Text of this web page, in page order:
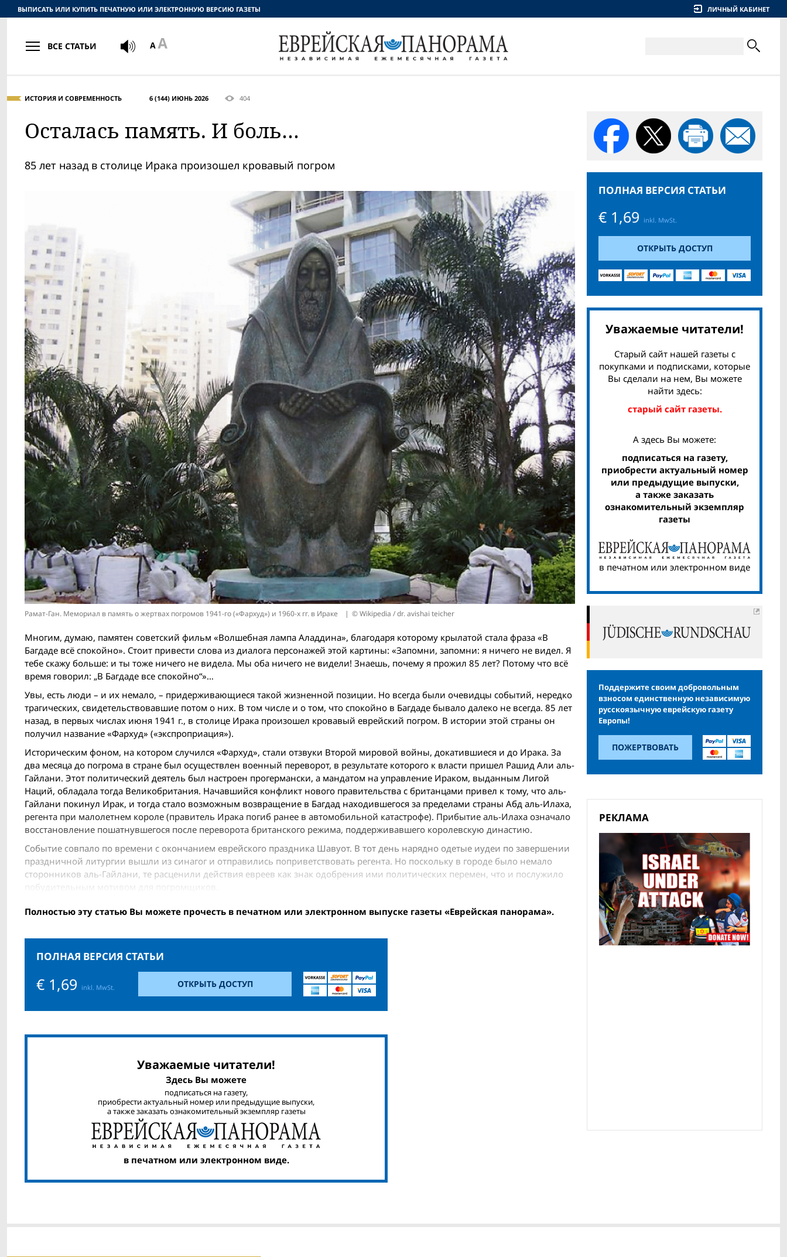
ИСТОРИЯ И СОВРЕМЕННОСТЬ 6 (144) ИЮНЬ 2026 404
Осталась память. И боль…
85 лет назад в столице Ирака произошел кровавый погром
Рамат-Ган. Мемориал в память о жертвах погромов 1941-го («Фархуд») и 1960-х гг. в Ираке © Wikipedia / dr. avishai teicher
Многим, думаю, памятен советский фильм «Волшебная лампа Аладдина», благодаря которому крылатой стала фраза «В
Багдаде всё спокойно». Стоит привести слова из диалога персонажей этой картины: «Запомни, запомни: я ничего не видел. Я
тебе скажу больше: и ты тоже ничего не видела. Мы оба ничего не видели! Знаешь, почему я прожил 85 лет? Потому что всё
время говорил: „В Багдаде все спокойно“»…
Увы, есть люди – и их немало, – придерживающиеся такой жизненной позиции. Но всегда были очевидцы событий, нередко
трагических, свидетельствовавшие потом о них. В том числе и о том, что спокойно в Багдаде бывало далеко не всегда. 85 лет
назад, в первых числах июня 1941 г., в столице Ирака произошел кровавый еврейский погром. В истории этой страны он
получил название «Фархуд» («экспроприация»).
Историческим фоном, на котором случился «Фархуд», стали отзвуки Второй мировой вой­ны, докатившиеся и до Ирака. За
два месяца до погрома в стране был осуществлен военный переворот, в результате которого к власти пришел Рашид Али аль-
Гайлани. Этот политический деятель был настроен прогермански, а мандатом на управление Ираком, выданным Лигой
Наций, обладала тогда Великобритания. Начавшийся конфликт нового правительства с британцами привел к тому, что аль-
Гайлани покинул Ирак, и тогда стало возможным возвращение в Багдад находившегося за пределами страны Абд аль-Илаха,
регента при малолетнем короле (правитель Ирака погиб ранее в автомобильной катастрофе). Прибытие аль-Илаха означало
восстановление пошатнувшегося после переворота британского режима, поддерживавшего королевскую династию.
Событие совпало по времени с окончанием еврейского праздника Шавуот. В тот день нарядно одетые иудеи по завершении
праздничной литургии вышли из синагог и отправились поприветствовать регента. Но поскольку в городе было немало
сторонников аль-Гайлани, те расценили действия евреев как знак одобрения ими политических перемен, что и послужило
побудительным мотивом для погромщиков.
Полностью эту статью Вы можете прочесть в печатном или электронном выпуске газеты «Еврейская панорама».
ПОЛНАЯ ВЕРСИЯ СТАТЬИ
€ 1,69 inkl. MwSt. ОТКРЫТЬ ДОСТУП
Уважаемые читатели!
Здесь Вы можете
подписаться на газету,
приобрести актуальный номер или предыдущие выпуски,
а также заказать ознакомительный экземпляр газеты
в печатном или электронном виде.
ПОЛНАЯ ВЕРСИЯ СТАТЬИ
€ 1,69 inkl. MwSt.
ОТКРЫТЬ ДОСТУП
Уважаемые читатели!
Старый сайт нашей газеты с
покупками и подписками, которые
Вы сделали на нем, Вы можете
найти здесь:
старый сайт газеты.
А здесь Вы можете:
подписаться на газету,
приобрести актуальный номер
или предыдущие выпуски,
а также заказать
ознакомительный экземпляр
газеты
в печатном или электронном виде
Поддержите своим добровольным
взносом единственную независимую
русскоязычную еврейскую газету
Европы!
ПОЖЕРТВОВАТЬ
РЕКЛАМА
ВЫПИСАТЬ ИЛИ КУПИТЬ ПЕЧАТНУЮ ИЛИ ЭЛЕКТРОННУЮ ВЕРСИЮ ГАЗЕТЫ ЛИЧНЫЙ КАБИНЕТ
ВСЕ СТАТЬИ